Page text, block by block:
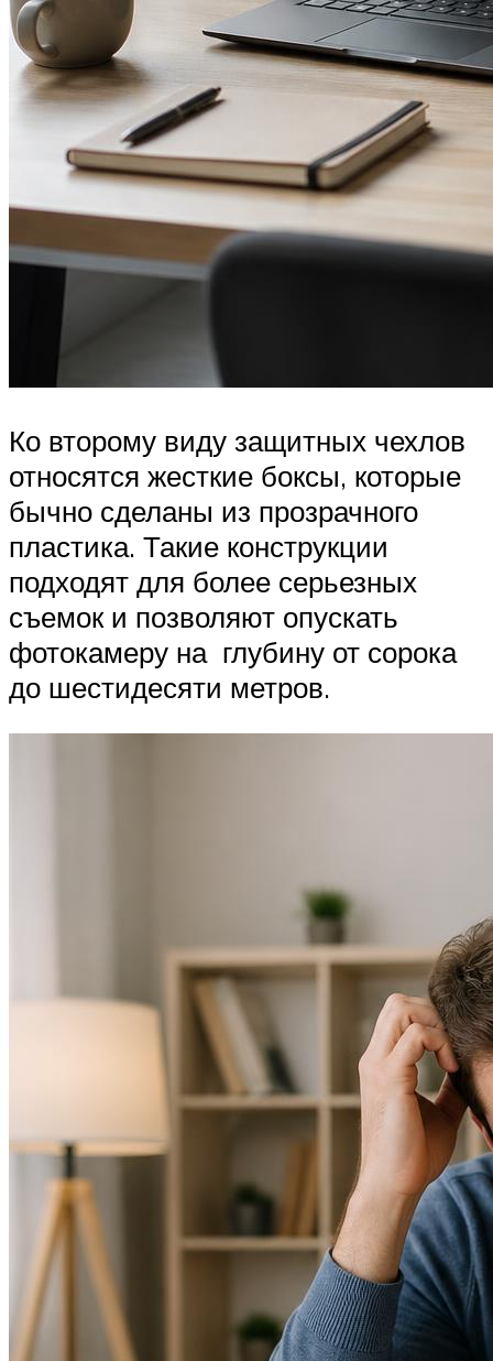
Ко второму виду защитных чехлов
относятся жесткие боксы, которые
бычно сделаны из прозрачного
пластика. Такие конструкции
подходят для более серьезных
съемок и позволяют опускать
фотокамеру на глубину от сорока
до шестидесяти метров.